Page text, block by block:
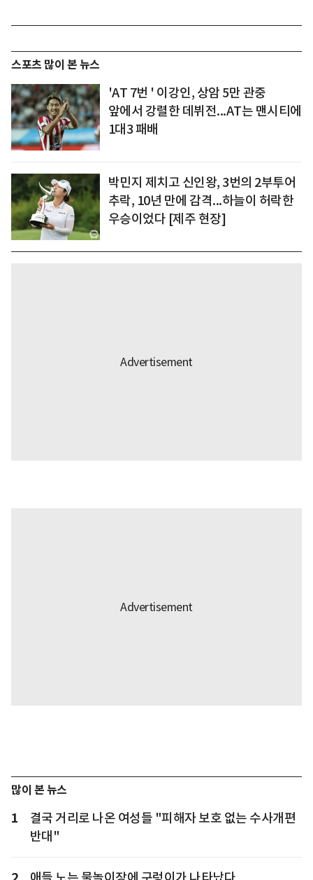
스포츠 많이 본 뉴스
'AT 7번 ' 이강인, 상암 5만 관중
앞에서 강렬한 데뷔전...AT는 맨시티에
1대3 패배
박민지 제치고 신인왕, 3번의 2부투어
추락, 10년 만에 감격...하늘이 허락한
우승이었다 [제주 현장]
많이 본 뉴스
1
결국 거리로 나온 여성들 "피해자 보호 없는 수사개편
반대"